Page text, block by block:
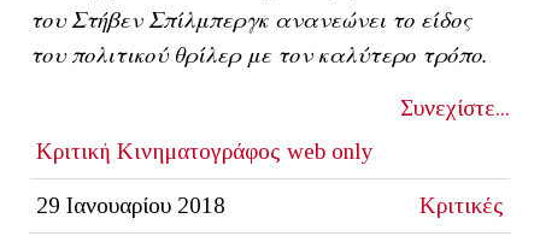
του Στήβεν Σπίλμπεργκ ανανεώνει το είδος
του πολιτικού θρίλερ με τον καλύτερο τρόπο.
Συνεχίστε...
Κριτική Κινηματογράφος web only
29 Ιανουαρίου 2018 Κριτικές